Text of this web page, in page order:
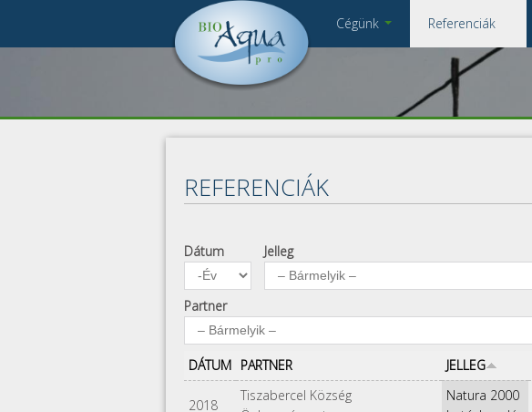
Cégünk
Kapcsolat
Impresszum
Adatkezelés
Referenciák
Összes referencia
REFERENCIÁK
Dátum
Dátum
Jelleg
Partner
DÁTUM PARTNER JELLEG
2018
Tiszabercel Község
Natura 2000